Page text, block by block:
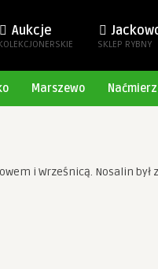
Aukcje
SKLEP RYBNY
Marszewo Naćmierz
i Wrześnicą. Nosalin był